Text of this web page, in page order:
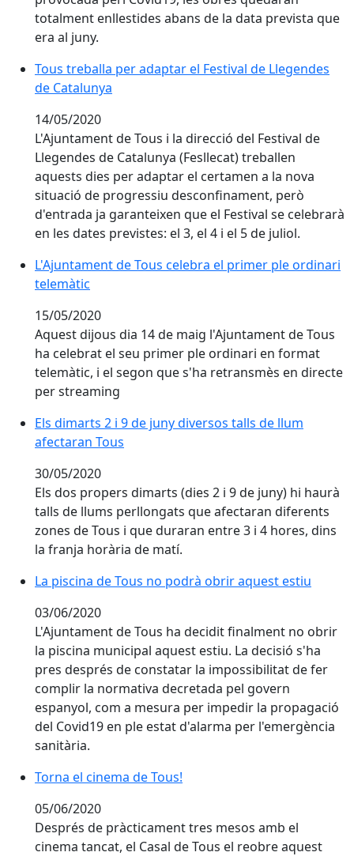
totalment enllestides abans de la data prevista que
era al juny.
Tous treballa per adaptar el Festival de Llegendes de
Tous treballa per adaptar el Festival de Llegendes
de Catalunya
14/05/2020
L'Ajuntament de Tous i la direcció del Festival de
Llegendes de Catalunya (Fesllecat) treballen
aquests dies per adaptar el certamen a la nova
situació de progressiu desconfinament, però
d'entrada ja garanteixen que el Festival se celebrarà
en les dates previstes: el 3, el 4 i el 5 de juliol.
L'Ajuntament de Tous celebra el primer ple ordinari
L'Ajuntament de Tous celebra el primer ple ordinari
telemàtic
15/05/2020
Aquest dijous dia 14 de maig l'Ajuntament de Tous
ha celebrat el seu primer ple ordinari en format
telemàtic, i el segon que s'ha retransmès en directe
per streaming
Els dimarts 2 i 9 de juny diversos talls de llum
Els dimarts 2 i 9 de juny diversos talls de llum
afectaran Tous
30/05/2020
Els dos propers dimarts (dies 2 i 9 de juny) hi haurà
talls de llums perllongats que afectaran diferents
zones de Tous i que duraran entre 3 i 4 hores, dins
la franja horària de matí.
La piscina de Tous no podrà obrir aquest estiu
La piscina de Tous no podrà obrir aquest estiu
03/06/2020
L'Ajuntament de Tous ha decidit finalment no obrir
la piscina municipal aquest estiu. La decisió s'ha
pres després de constatar la impossibilitat de fer
complir la normativa decretada pel govern
espanyol, com a mesura per impedir la propagació
del Covid19 en ple estat d'alarma per l'emergència
sanitària.
Torna el cinema de Tous!
Torna el cinema de Tous!
05/06/2020
Després de pràcticament tres mesos amb el
cinema tancat, el Casal de Tous el reobre aquest